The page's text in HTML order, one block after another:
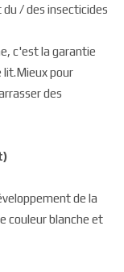
du / des insecticides
c'est la garantie
lit.Mieux pour
des
de la
couleur blanche et